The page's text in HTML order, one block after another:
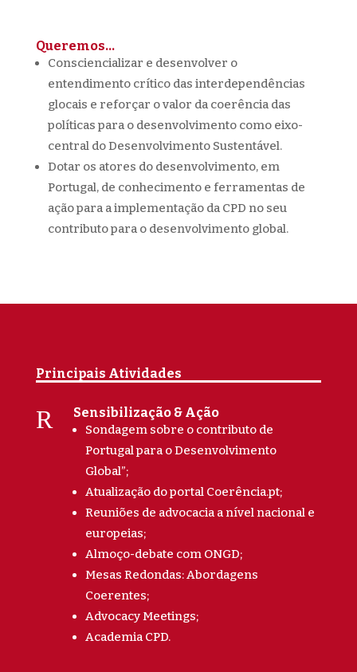
Queremos…
Consciencializar e desenvolver o
entendimento crítico das interdependências
glocais e reforçar o valor da coerência das
políticas para o desenvolvimento como eixo-
central do Desenvolvimento Sustentável.
Dotar os atores do desenvolvimento, em
Portugal, de conhecimento e ferramentas de
ação para a implementação da CPD no seu
contributo para o desenvolvimento global.
Principais Atividades
R Sensibilização & Ação
Sondagem sobre o contributo de
Portugal para o Desenvolvimento
Global”;
Atualização do portal Coerência.pt;
Reuniões de advocacia a nível nacional e
europeias;
Almoço-debate com ONGD;
Mesas Redondas: Abordagens
Coerentes;
Advocacy Meetings;
Academia CPD.